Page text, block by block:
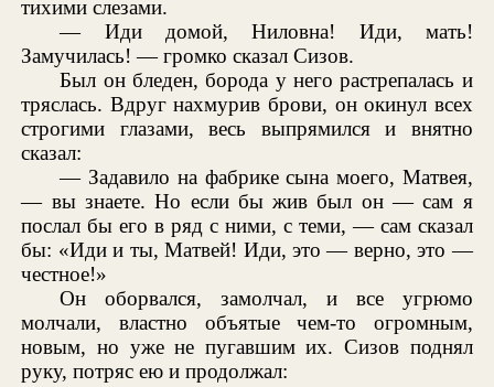
тихими слезами.
— Иди домой, Ниловна! Иди, мать!
Замучилась! — громко сказал Сизов.
Был он бледен, борода у него растрепалась и
тряслась. Вдруг нахмурив брови, он окинул всех
строгими глазами, весь выпрямился и внятно
сказал:
— Задавило на фабрике сына моего, Матвея,
— вы знаете. Но если бы жив был он — сам я
послал бы его в ряд с ними, с теми, — сам сказал
бы: «Иди и ты, Матвей! Иди, это — верно, это —
честное!»
Он оборвался, замолчал, и все угрюмо
молчали, властно объятые чем-то огромным,
новым, но уже не пугавшим их. Сизов поднял
руку, потряс ею и продолжал: